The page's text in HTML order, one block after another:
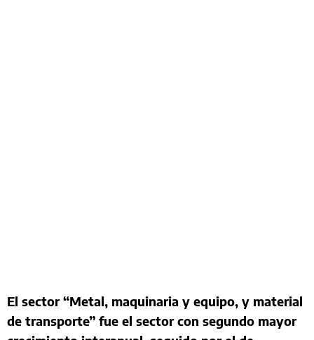
El sector “Metal, maquinaria y equipo, y material
de transporte” fue el sector con segundo mayor